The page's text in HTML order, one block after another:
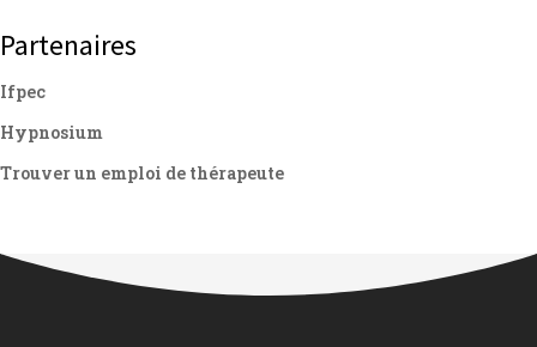
Partenaires
Ifpec
Hypnosium
Trouver un emploi de thérapeute